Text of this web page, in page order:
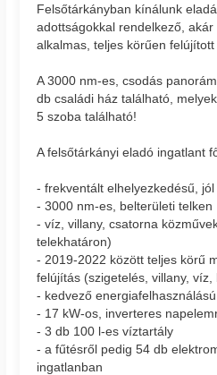
Felsőtárkányban kínálunk
adottságokkal rendelkező,
alkalmas, teljes körűen
A 3000 nm-es, csodás
db családi ház található,
5 szoba található!
A felsőtárkányi eladó ingatlant
- frekventált elhelyezkedésű,
- 3000 nm-es, belterületi telken
- víz, villany, csatorna
telekhatáron)
- 2019-2022 között teljes körű
felújítás (szigetelés, villany,
- kedvező
- 17 kW-os, inverteres
- 3 db 100 l-es víztartály
- a fűtésről pedig 54 db
ingatlanban